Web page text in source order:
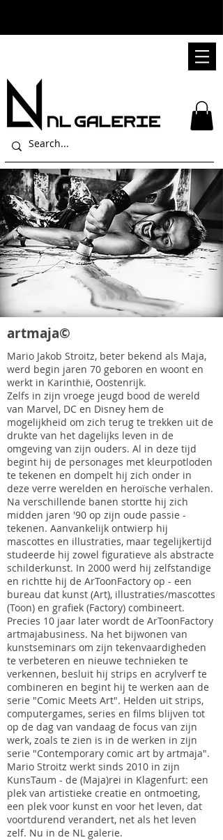
artmaja©
Mario Jakob Stroitz, beter bekend als Maja,
werd begin jaren 70 geboren en woont en
werkt in Karinthië, Oostenrijk.
Zelfs in zijn vroege jeugd bood de wereld
van Marvel, DC en Disney hem de
mogelijkheid om zich terug te trekken uit de
drukte van het dagelijks leven in de
omgeving van zijn ouders. Al in deze tijd
begint hij de personages met kleurpotloden
te tekenen en dompelt hij zich onder in
deze verre werelden en heroïsche verhalen.
Na verschillende banen stortte hij zich
midden jaren '90 op zijn oude passie -
tekenen. Aanvankelijk ontwierp hij
mascottes en illustraties, maar tegelijkertijd
studeerde hij zowel figuratieve als abstracte
schilderkunst. In 2000 werd hij zelfstandige
en richtte hij de ArToonFactory op - een
bureau dat kunst (Art), illustraties/mascottes
(Toon) en grafiek (Factory) combineert.
Precies 10 jaar later wordt de ArToonFactory
artmajabusiness. Na het bijwonen van
kunstseminars om zijn tekenvaardigheden
te verbeteren en nieuwe technieken te
verkennen, besluit hij strips en acrylverf te
combineren en begint hij te werken aan de
serie "Comic Meets Art". Helden uit strips,
computergames, series en films blijven tot
op de dag van vandaag de focus van zijn
werk, zoals te zien is in de werken in zijn
serie "Contemporary comic art by artmaja".
Mario Stroitz werkt sinds 2010 in zijn
KunsTaum - de (Maja)rei in Klagenfurt: een
plek van artistieke creatie en ontmoeting,
een plek voor kunst en voor het leven, dat
voortdurend verandert, net als het leven
zelf. Nu in de NL galerie.